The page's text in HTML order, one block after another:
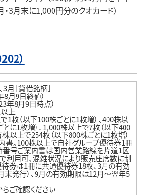
・3月末に1,000円分のクオカード）
）
3月［貸借銘柄］
8月9日終値）
年8月9日時点）
上
1枚（以下100株ごとに1枚増）、400株以
とに1枚増）、1,000株以上で7枚（以下400
株以上で254枚（以下800株ごとに1枚増）
書。100株以上で自社グループ優待券1冊
番号ご案内書は国内営業路線を片道1区
利用可、混雑状況により販売座席数に制
待券は1冊に共通優待券18枚、3月の有効
末発行）、9月の有効期限は12月～翌年5
らご確認ください